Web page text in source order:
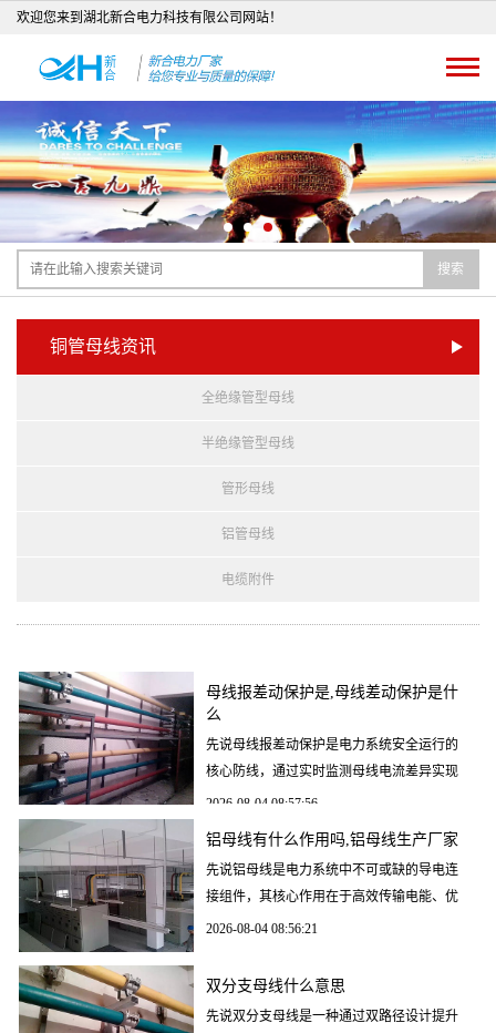
欢迎您来到湖北新合电力科技有限公司网站！
搜索
铜管母线资讯
全绝缘管型母线
半绝缘管型母线
管形母线
铝管母线
电缆附件
母线报差动保护是,母线差动保护是什
么
先说母线报差动保护是电力系统安全运行的
核心防线，通过实时监测母线电流差异实现
故障快速隔离，其可靠性直接影响电网稳定
2026-08-04 08:57:56
铝母线有什么作用吗,铝母线生产厂家
先说铝母线是电力系统中不可或缺的导电连
接组件，其核心作用在于高效传输电能、优
化系统布局并降低综合成本。凭借轻量化、
2026-08-04 08:56:21
双分支母线什么意思
先说双分支母线是一种通过双路径设计提升